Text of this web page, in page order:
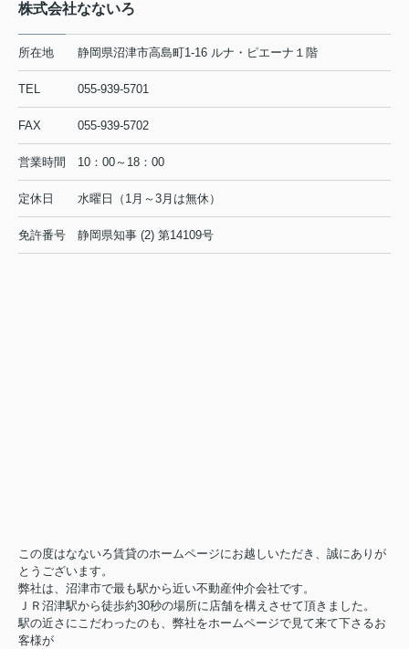
この1年間も株式会社なないろを
ご愛顧いただきまして誠にありがとうございました。
下記日程を冬期休暇とさせて頂きます。
2024年12月28日～2025年1月3日
緊急の場合の際は下記連絡先までご連絡下さい。
皆様！！良い年をお迎えくださいませ！！
株式会社なないろ
所在地 静岡県沼津市高島町1-16 ルナ・ピエーナ１階
TEL 055-939-5701
FAX 055-939-5702
営業時間 10：00～18：00
定休日 水曜日（1月～3月は無休）
免許番号 静岡県知事 (2) 第14109号
この度はなないろ賃貸のホームページにお越しいただき、誠にありが
とうございます。
弊社は、沼津市で最も駅から近い不動産仲介会社です。
ＪＲ沼津駅から徒歩約30秒の場所に店舗を構えさせて頂きました。
駅の近さにこだわったのも、弊社をホームページで見て来て下さるお
客様が